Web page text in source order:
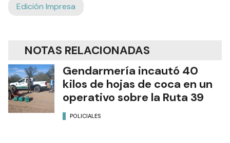
Edición Impresa
NOTAS RELACIONADAS
Gendarmería incautó 40
kilos de hojas de coca en un
operativo sobre la Ruta 39
POLICIALES